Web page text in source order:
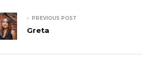
PREVIOUS POST
Greta